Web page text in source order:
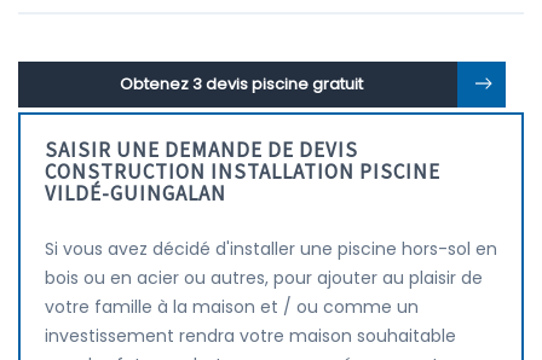
Obtenez 3 devis piscine gratuit
SAISIR UNE DEMANDE DE DEVIS
CONSTRUCTION INSTALLATION PISCINE
VILDÉ-GUINGALAN
Si vous avez décidé d'installer une piscine hors-sol en
bois ou en acier ou autres, pour ajouter au plaisir de
votre famille à la maison et / ou comme un
investissement rendra votre maison souhaitable